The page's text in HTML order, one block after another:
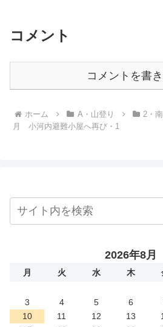
コメント
コメントを書
ホーム A・山登り 2・
月 小河内避難小屋へ再び・1
2026年8月
月 火 水 木
3
4 5 6
10
11 12 13